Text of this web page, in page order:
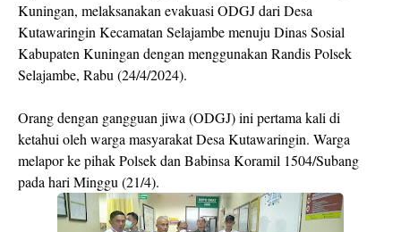
Kuningan, melaksanakan evakuasi ODGJ dari Desa
Kutawaringin Kecamatan Selajambe menuju Dinas Sosial
Kabupaten Kuningan dengan menggunakan Randis Polsek
Selajambe, Rabu (24/4/2024).
Orang dengan gangguan jiwa (ODGJ) ini pertama kali di
ketahui oleh warga masyarakat Desa Kutawaringin. Warga
melapor ke pihak Polsek dan Babinsa Koramil 1504/Subang
pada hari Minggu (21/4).